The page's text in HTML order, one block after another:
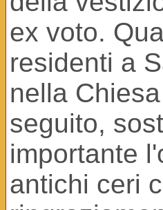
ex voto.
residenti a
nella
seguito,
importante
antichi ceri